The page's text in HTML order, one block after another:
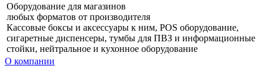
Оборудование для магазинов
любых форматов от производителя
Кассовые боксы и аксессуары к ним, POS оборудование,
сигаретные диспенсеры, тумбы для ПВЗ и информационные
стойки, нейтральное и кухонное оборудование
О компании